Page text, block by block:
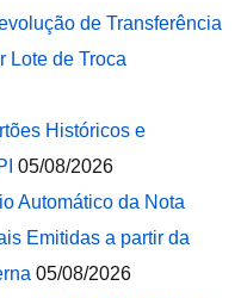
de Transferência
Lote de Troca
Históricos e
05/08/2026
Automático da Nota
Emitidas a partir da
05/08/2026